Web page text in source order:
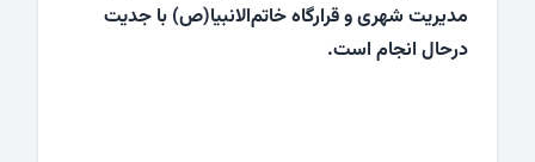
مدیریت شهری و قرارگاه خاتم‌الانبیا(ص) با جدیت
درحال انجام است.